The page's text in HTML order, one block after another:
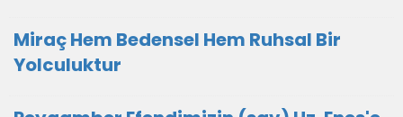
Miraç Hem Bedensel Hem Ruhsal Bir
Yolculuktur